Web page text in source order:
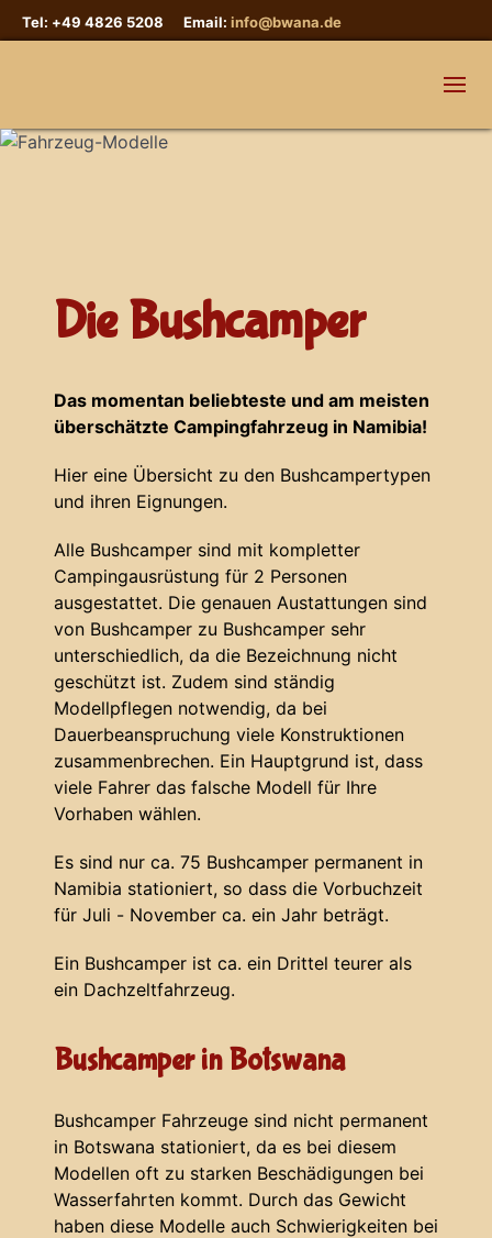
Tel: +49 4826 5208 Email: info@bwana.de
Die Bushcamper
Das momentan beliebteste und am meisten
überschätzte Campingfahrzeug in Namibia!
Hier eine Übersicht zu den Bushcampertypen
und ihren Eignungen.
Alle Bushcamper sind mit kompletter
Campingausrüstung für 2 Personen
ausgestattet. Die genauen Austattungen sind
von Bushcamper zu Bushcamper sehr
unterschiedlich, da die Bezeichnung nicht
geschützt ist. Zudem sind ständig
Modellpflegen notwendig, da bei
Dauerbeanspruchung viele Konstruktionen
zusammenbrechen. Ein Hauptgrund ist, dass
viele Fahrer das falsche Modell für Ihre
Vorhaben wählen.
Es sind nur ca. 75 Bushcamper permanent in
Namibia stationiert, so dass die Vorbuchzeit
für Juli - November ca. ein Jahr beträgt.
Ein Bushcamper ist ca. ein Drittel teurer als
ein Dachzeltfahrzeug.
Bushcamper in Botswana
Bushcamper Fahrzeuge sind nicht permanent
in Botswana stationiert, da es bei diesem
Modellen oft zu starken Beschädigungen bei
Wasserfahrten kommt. Durch das Gewicht
haben diese Modelle auch Schwierigkeiten bei